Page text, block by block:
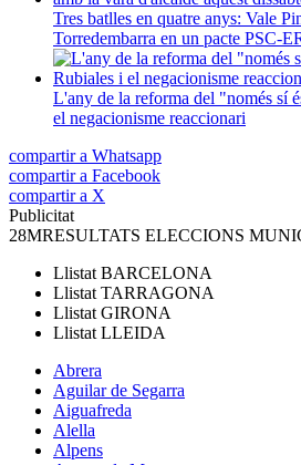
Tres batlles en quatre anys: Vale
Torredembarra en un pacte PSC-
L'any de la reforma del "només sí
el negacionisme reaccionari
compartir a Whatsapp
compartir a Facebook
compartir a X
Publicitat
28MRESULTATS ELECCIONS
Llistat BARCELONA
Llistat TARRAGONA
Llistat GIRONA
Llistat LLEIDA
Abrera
Aguilar de Segarra
Aiguafreda
Alella
Alpens